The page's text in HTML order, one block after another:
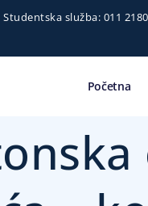
Studentska služba: 011
Početna